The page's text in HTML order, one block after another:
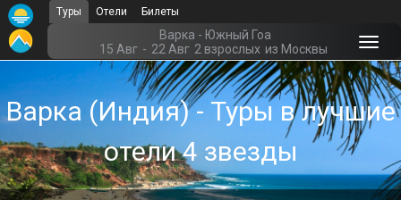
Туры Отели Билеты
Варка - Южный Гоа
15 Авг - 22 Авг 2 взрослых из Москвы
Варка (Индия) - Туры в лучшие
отели 4 звезды
Главная
Индия- Курорты
Офис г. Москва
Помощь
Подборки отелей